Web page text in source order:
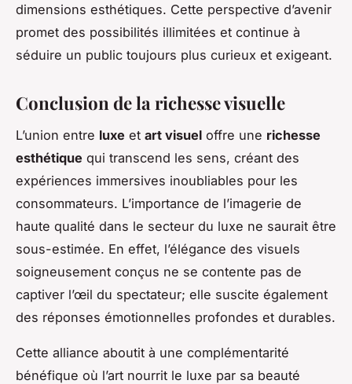
dimensions esthétiques. Cette perspective d’avenir
promet des possibilités illimitées et continue à
séduire un public toujours plus curieux et exigeant.
Conclusion de la richesse visuelle
L’union entre luxe et art visuel offre une richesse
esthétique qui transcend les sens, créant des
expériences immersives inoubliables pour les
consommateurs. L’importance de l’imagerie de
haute qualité dans le secteur du luxe ne saurait être
sous-estimée. En effet, l’élégance des visuels
soigneusement conçus ne se contente pas de
captiver l’œil du spectateur; elle suscite également
des réponses émotionnelles profondes et durables.
Cette alliance aboutit à une complémentarité
bénéfique où l’art nourrit le luxe par sa beauté